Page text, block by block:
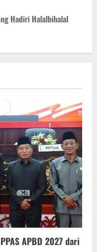
Hadiri Halalbihalal
APBD 2027 dari